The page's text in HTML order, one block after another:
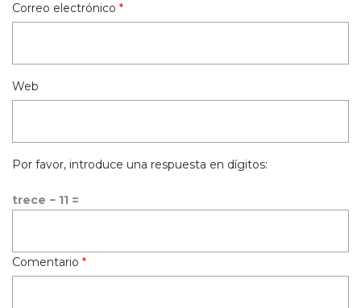
Correo electrónico *
Web
Por favor, introduce una respuesta en dígitos:
trece − 11 =
Comentario *